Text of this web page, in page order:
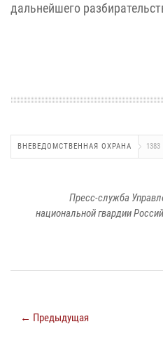
дальнейшего
ВНЕВЕДОМСТВЕННАЯ ОХРАНА 1383
Пресс-служба
национальной гвардии
← Предыдущая